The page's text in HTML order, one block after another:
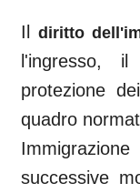
Il diritto
l'ingresso,
protezione
quadro
successive